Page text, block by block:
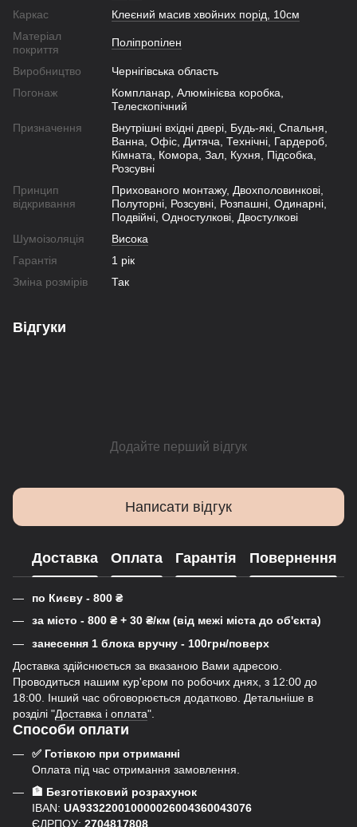
Каркас
Клеєний масив хвойних порід, 10см
Матеріал
покриття
Поліпропілен
Виробництво
Чернігівська область
Погонаж
Компланар, Алюмінієва коробка,
Телескопічний
Призначення
Внутрішні вхідні двері, Будь-які, Спальня,
Ванна, Офіс, Дитяча, Технічні, Гардероб,
Кімната, Комора, Зал, Кухня, Підсобка,
Розсувні
Принцип
відкривання
Прихованого монтажу, Двохполовинкові,
Полуторні, Розсувні, Розпашні, Одинарні,
Подвійні, Одностулкові, Двостулкові
Шумоізоляція
Висока
Гарантія
1 рік
Зміна розмірів
Так
Відгуки
Додайте перший відгук
Написати відгук
Доставка Оплата Гарантія Повернення
по Києву - 800 ₴
за місто - 800 ₴ + 30 ₴/км (від межі міста до об'єкта)
занесення 1 блока вручну - 100грн/поверх
Доставка здійснюється за вказаною Вами адресою.
Проводиться нашим кур'єром по робочих днях, з 12:00 до
18:00. Інший час обговорюється додатково. Детальніше в
розділі "Доставка і оплата".
Способи оплати
✅ Готівкою при отриманні
Оплата під час отримання замовлення.
🏦 Безготівковий розрахунок
IBAN: UA933220010000026004360043076
ЄДРПОУ: 2704817808